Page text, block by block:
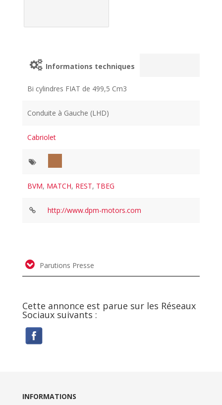
Informations techniques
Bi cylindres FIAT de 499,5 Cm3
Conduite à Gauche (LHD)
Cabriolet
BVM, MATCH, REST, TBEG
http://www.dpm-motors.com
Parutions Presse
Cette annonce est parue sur les Réseaux
Sociaux suivants :
INFORMATIONS